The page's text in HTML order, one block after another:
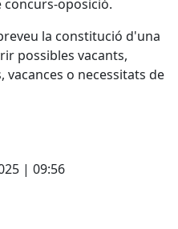
oposició.
la constitució d'una
possibles vacants,
o necessitats de
| 09:56